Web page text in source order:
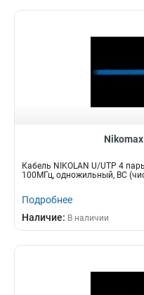
Кабель NIKOLAN U/UTP 4
100МГц, одножильный, BC
Подробнее
Наличие: В наличии